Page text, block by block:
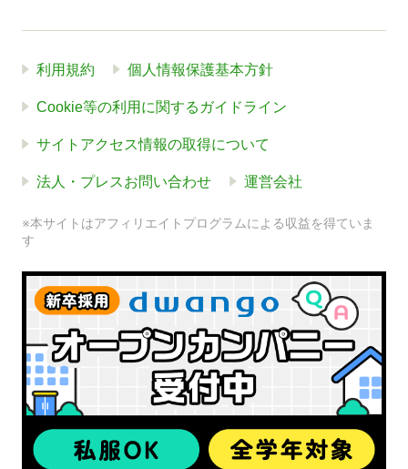
利用規約 個人情報保護基本方針
Cookie等の利用に関するガイドライン
サイトアクセス情報の取得について
法人・プレスお問い合わせ 運営会社
※本サイトはアフィリエイトプログラムによる収益を得ていま
す